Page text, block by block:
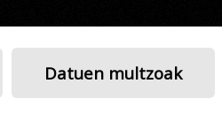
Datuen multzoak